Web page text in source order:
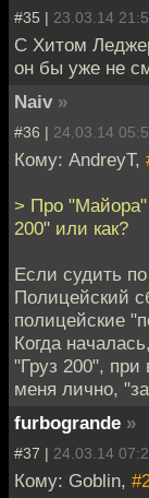
#35 | 23.03.14
С Хитом
он бы уже не
Naiv »
#36 | 24.03.14
Кому: AndreyT,
> Про "Майора"
200" или как?
Если судить
Полицейский
полицейские
Когда
"Груз 200",
меня лично,
furbogrande »
#37 | 24.03.14
Кому: Goblin,